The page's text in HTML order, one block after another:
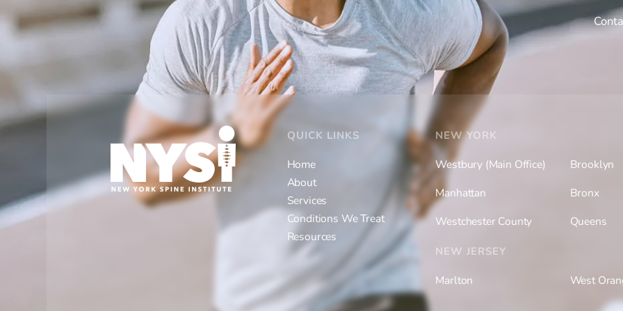
QUICK LINKS
Home
About
Services
Conditions We Treat
Resources
NEW YORK
Westbury (Main Office)
Manhattan
Westchester County
Brooklyn
Bronx
Queens
NEW JERSEY
Marlton West